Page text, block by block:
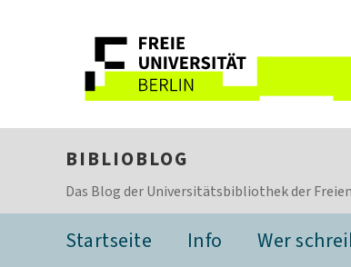
BIBLIOBLOG
Das Blog der Universitätsbibliothek der
Startseite Info Wer